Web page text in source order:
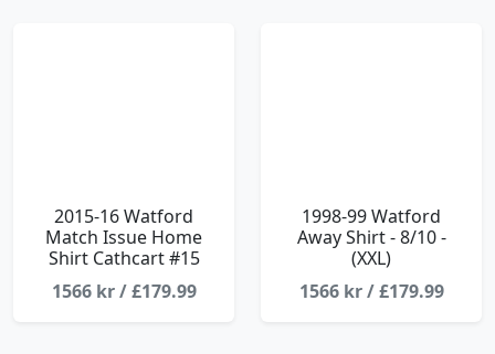
2015-16 Watford
Match Issue Home
Shirt Cathcart #15
1566 kr / £179.99
1998-99 Watford
Away Shirt - 8/10 -
(XXL)
1566 kr / £179.99